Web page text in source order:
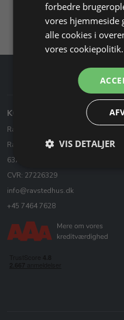
Du har
KONTAKT OS
Ravstedhus ApS
Ravsted Hovedgade 51
6372 Bylderup-Bov
CVR: 27226329
info@ravstedhus.dk
+45 7464 7628
forbedre
vores hjemmeside
alle cookies i
vores cookiepolitik.
VIS DETALJER